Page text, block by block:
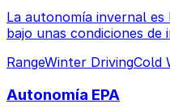
La autonomía invernal
bajo unas condiciones de
RangeWinter DrivingCold
Autonomía EPA